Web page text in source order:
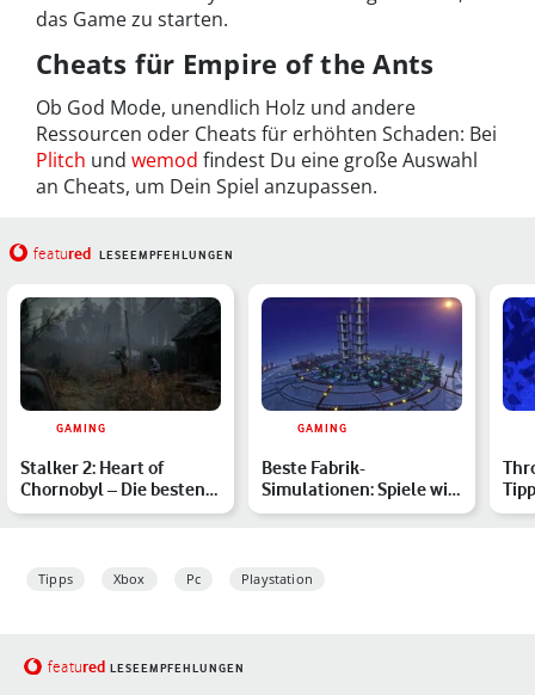
das Game zu starten.
Cheats für Empire of the Ants
Ob God Mode, unendlich Holz und andere
Ressourcen oder Cheats für erhöhten Schaden: Bei
Plitch und wemod findest Du eine große Auswahl
an Cheats, um Dein Spiel anzupassen.
featured LESEEMPFEHLUNGEN
GAMING
Stalker 2: Heart of
Chornobyl – Die besten
Tipps und Tricks im Gu…
GAMING
Beste Fabrik-
Simulationen: Spiele wie
Satisfactory, Factorio
Tipps Xbox Pc Playstation
featured LESEEMPFEHLUNGEN